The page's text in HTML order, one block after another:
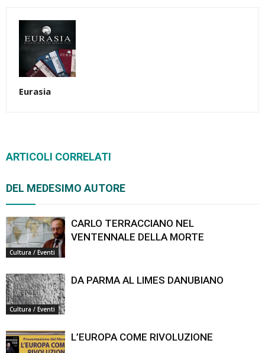
Eurasia
ARTICOLI CORRELATI
DEL MEDESIMO AUTORE
Cultura / Eventi
CARLO TERRACCIANO NEL
VENTENNALE DELLA MORTE
Cultura / Eventi
DA PARMA AL LIMES DANUBIANO
L’EUROPA COME RIVOLUZIONE